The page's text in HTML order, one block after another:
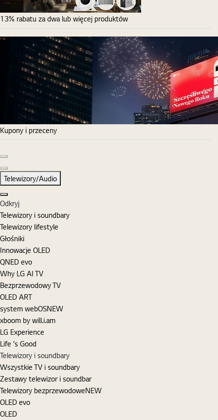
13% rabatu za dwa lub więcej produktów
Kupony i przeceny
Następny slajd
Telewizory/Audio
Zamknij
Odkryj
Telewizory i soundbary
Telewizory lifestyle
Głośniki
Innowacje OLED
QNED evo
Why LG AI TV
Bezprzewodowy TV
OLED ART
system webOSNEW
xboom by will.i.am
LG Experience
Life 's Good
Telewizory i soundbary
Wszystkie TV i soundbary
Zestawy telewizor i soundbar
Telewizory bezprzewodoweNEW
OLED evo
OLED